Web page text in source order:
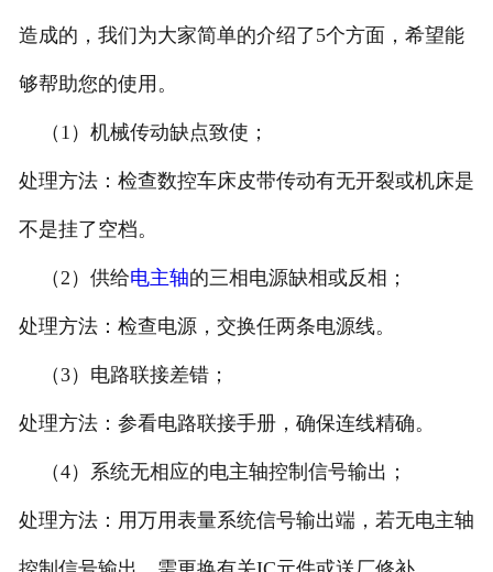
联系我们
造成的，我们为大家简单的介绍了5个方面，希望能
够帮助您的使用。
（1）机械传动缺点致使；
处理方法：检查数控车床皮带传动有无开裂或机床是
不是挂了空档。
（2）供给电主轴的三相电源缺相或反相；
处理方法：检查电源，交换任两条电源线。
（3）电路联接差错；
处理方法：参看电路联接手册，确保连线精确。
（4）系统无相应的电主轴控制信号输出；
处理方法：用万用表量系统信号输出端，若无电主轴